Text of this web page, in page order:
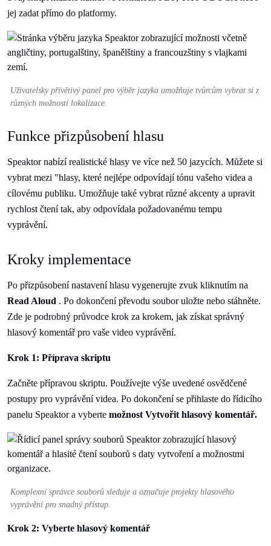
jej zadat přímo do platformy.
Uživatelsky přívětivý panel pro výběr jazyka umožňuje tvůrcům vybrat si z
různých možností lokalizace.
Funkce přizpůsobení hlasu
Speaktor nabízí realistické hlasy ve více než 50 jazycích. Můžete si
vybrat mezi "hlasy, které nejlépe odpovídají tónu vašeho videa a
cílovému publiku. Umožňuje také vybrat různé akcenty a upravit
rychlost čtení tak, aby odpovídala požadovanému tempu
vyprávění.
Kroky implementace
Po přizpůsobení nastavení hlasu vygenerujte zvuk kliknutím na
Read Aloud . Po dokončení převodu soubor uložte nebo stáhněte.
Zde je podrobný průvodce krok za krokem, jak získat správný
hlasový komentář pro vaše video vyprávění.
Krok 1: Příprava skriptu
Začněte přípravou skriptu. Používejte výše uvedené osvědčené
postupy pro vyprávění videa. Po dokončení se přihlaste do řídicího
panelu Speaktor a vyberte možnost Vytvořit hlasový komentář.
Komplexní správce souborů sleduje a označuje projekty hlasového
vyprávění pro snadný přístup.
Krok 2: Vyberte hlasový komentář